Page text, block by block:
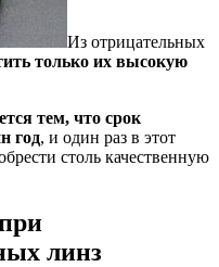
Из отрицательных
только их высокую
тем, что срок
год, и один раз в этот
столь качественную
линз